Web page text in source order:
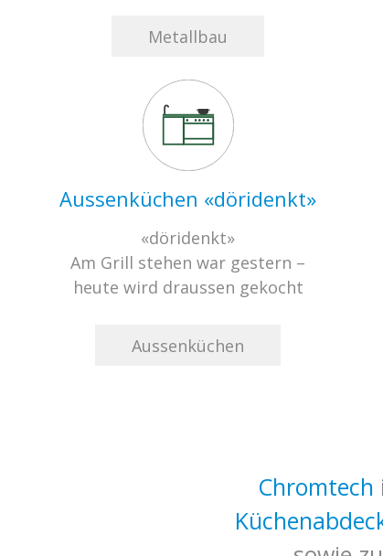
Metallbau
Aussenküchen «döridenkt»
«döridenkt»
Am Grill stehen war gestern –
heute wird draussen gekocht
Aussenküchen
Chromtech